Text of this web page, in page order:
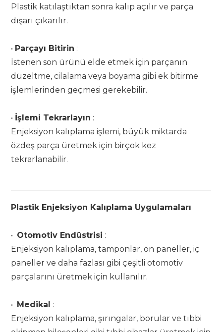
Plastik katılaştıktan sonra kalıp açılır ve parça
dışarı çıkarılır.
• Parçayı Bitirin :
İstenen son ürünü elde etmek için parçanın
düzeltme, cilalama veya boyama gibi ek bitirme
işlemlerinden geçmesi gerekebilir.
• İşlemi Tekrarlayın :
Enjeksiyon kalıplama işlemi, büyük miktarda
özdeş parça üretmek için birçok kez
tekrarlanabilir.
Plastik Enjeksiyon Kalıplama Uygulamaları
• Otomotiv Endüstrisi :
Enjeksiyon kalıplama, tamponlar, ön paneller, iç
paneller ve daha fazlası gibi çeşitli otomotiv
parçalarını üretmek için kullanılır.
• Medikal :
Enjeksiyon kalıplama, şırıngalar, borular ve tıbbi